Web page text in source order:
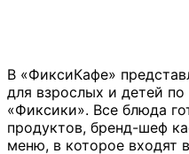
В «ФиксиКафе»
для взрослых и детей
«Фиксики». Все блюда
продуктов, бренд-шеф
меню, в которое входят